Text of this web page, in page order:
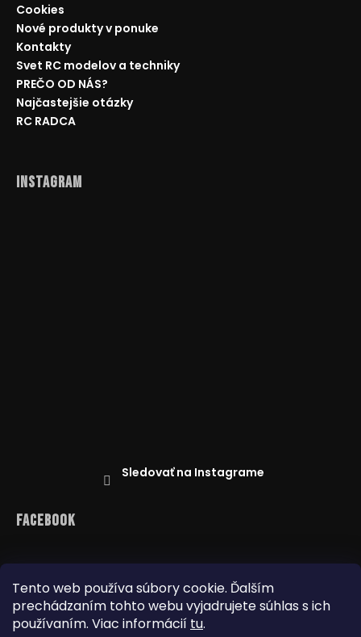
Tento web používa súbory cookie. Ďalším
prechádzaním tohto webu vyjadrujete súhlas s ich
používaním. Viac informácií tu.
Cookies
Nové produkty v ponuke
Kontakty
Svet RC modelov a techniky
PREČO OD NÁS?
Najčastejšie otázky
RC RADCA
Instagram
Sledovať na Instagrame
Facebook
Reklamácie Doprava a platba
Najnižšia cena na trhu Obchodné podmienky